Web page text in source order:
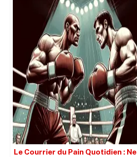
Le Courrier du Pain Quotidien : Ne